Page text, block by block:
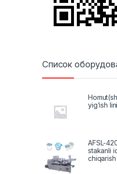
Список
yig‘ish
AFSL-
stakanli